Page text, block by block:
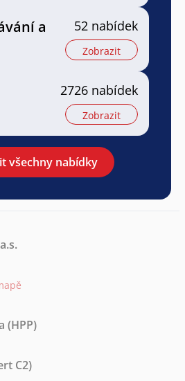
a
52 nabídek
Zobrazit
2726 nabídek
Zobrazit
všechny nabídky
(HPP)
C2)